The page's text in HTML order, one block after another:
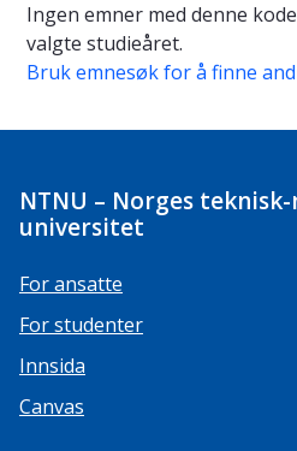
Ingen emner med denne
valgte studieåret.
Bruk emnesøk for å finne
NTNU – Norges
universitet
For ansatte
For studenter
Innsida
Canvas